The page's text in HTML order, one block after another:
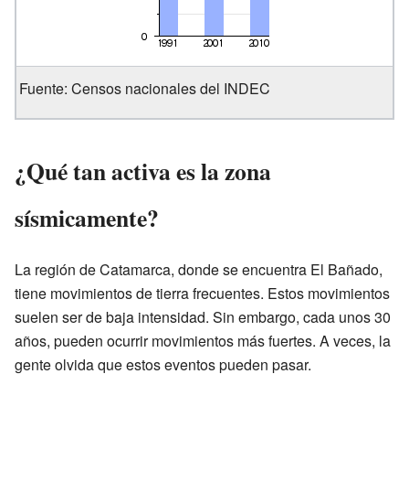
Fuente: Censos nacionales del INDEC
¿Qué tan activa es la zona
sísmicamente?
La región de Catamarca, donde se encuentra El Bañado,
tiene movimientos de tierra frecuentes. Estos movimientos
suelen ser de baja intensidad. Sin embargo, cada unos 30
años, pueden ocurrir movimientos más fuertes. A veces, la
gente olvida que estos eventos pueden pasar.